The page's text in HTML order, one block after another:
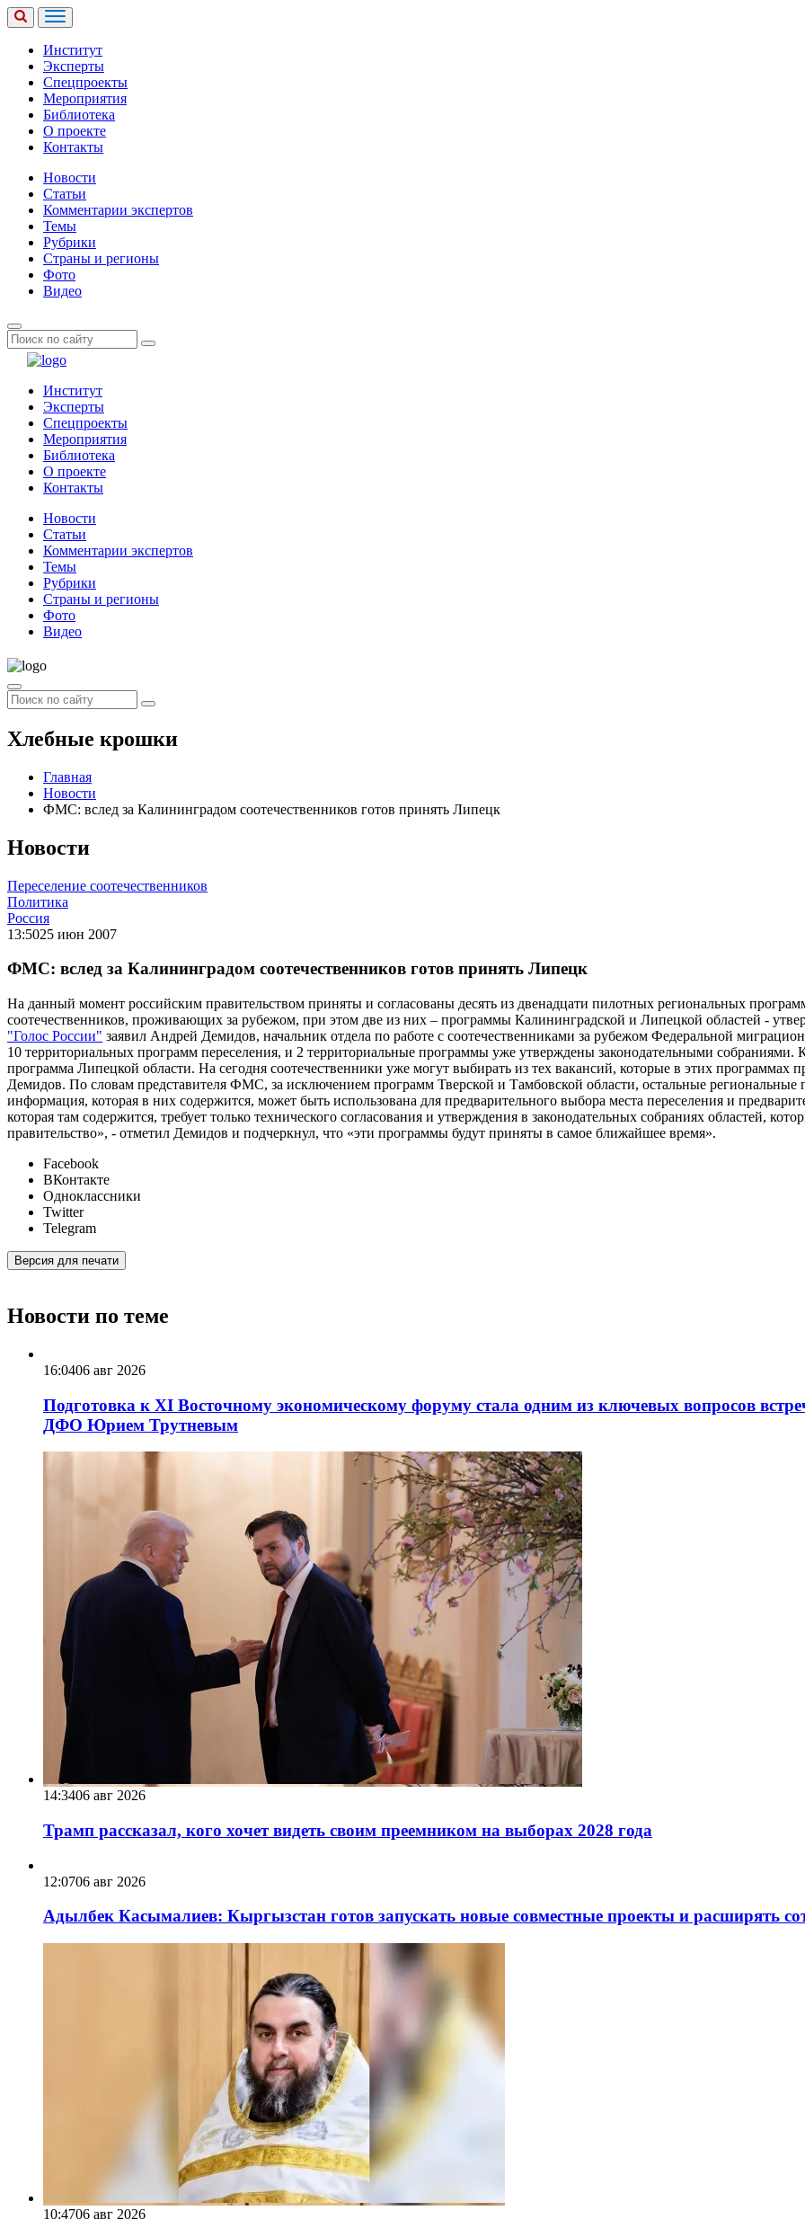
Институт
Эксперты
Спецпроекты
Мероприятия
Библиотека
О проекте
Контакты
Новости
Статьи
Комментарии экспертов
Темы
Рубрики
Страны и регионы
Фото
Видео
Институт
Эксперты
Спецпроекты
Мероприятия
Библиотека
О проекте
Контакты
Новости
Статьи
Комментарии экспертов
Темы
Рубрики
Страны и регионы
Фото
Видео
Хлебные крошки
Главная
Новости
ФМС: вслед за Калининградом соотечественников готов принять Липецк
Новости
Переселение соотечественников
Политика
Россия
13:5025 июн 2007
ФМС: вслед за Калининградом соотечественников готов принять Липецк
На данный момент российским правительством приняты и согласованы десять из двенадцати пилотных региональных
соотечественников, проживающих за рубежом, при этом две из них – программы Калининградской и Липецкой областей -
"Голос России" заявил Андрей Демидов, начальник отдела по работе с соотечественниками за рубежом Федеральной
10 территориальных программ переселения, и 2 территориальные программы уже утверждены законодательными собраниями.
программа Липецкой области. На сегодня соотечественники уже могут выбирать из тех вакансий, которые в этих программах
Демидов. По словам представителя ФМС, за исключением программ Тверской и Тамбовской области, остальные
информация, которая в них содержится, может быть использована для предварительного выбора места переселения и
которая там содержится, требует только технического согласования и утверждения в законодательных собраниях областей,
правительство», - отметил Демидов и подчеркнул, что «эти программы будут приняты в самое ближайшее время».
Facebook
ВКонтакте
Одноклассники
Twitter
Telegram
Версия для печати
Новости по теме
16:0406 авг 2026
Подготовка к XI Восточному экономическому форуму стала одним из ключевых вопросов
ДФО Юрием Трутневым
14:3406 авг 2026
Трамп рассказал, кого хочет видеть своим преемником на выборах 2028 года
12:0706 авг 2026
Адылбек Касымалиев: Кыргызстан готов запускать новые совместные проекты и расширять
10:4706 авг 2026